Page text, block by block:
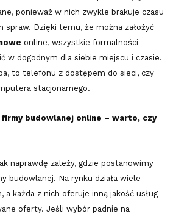
ponieważ w nich zwykle brakuje czasu
spraw. Dzięki temu, że można założyć
online, wszystkie formalności
w dogodnym dla siebie miejscu i czasie.
to telefonu z dostępem do sieci, czy
stacjonarnego.
firmy budowlanej online – warto, czy
naprawdę zależy, gdzie postanowimy
budowlanej. Na rynku działa wiele
każda z nich oferuje inną jakość usług
oferty. Jeśli wybór padnie na